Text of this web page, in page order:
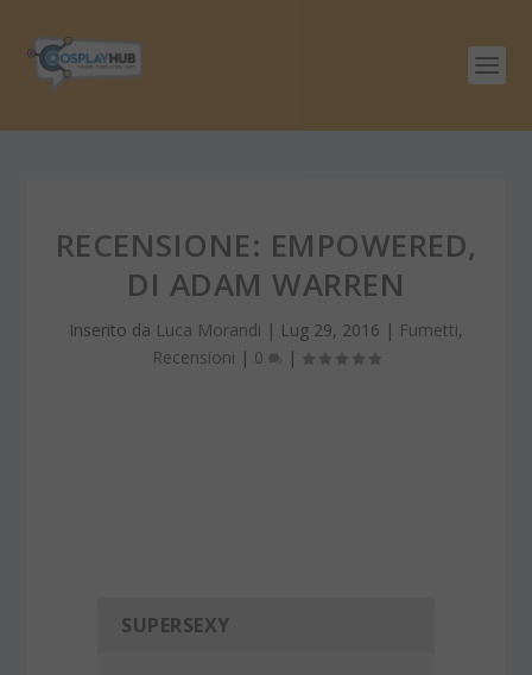
RECENSIONE: EMPOWERED,
DI ADAM WARREN
Inserito da Luca Morandi | Lug 29, 2016 | Fumetti,
Recensioni | 0 |
SUPERSEXY